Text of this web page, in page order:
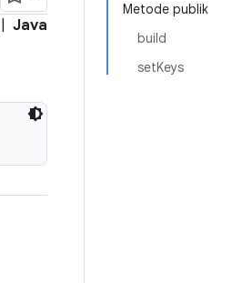
Metode publik
build
setKeys
Java